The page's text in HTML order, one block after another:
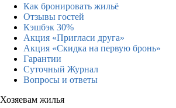
Как бронировать жильё
Отзывы гостей
Кэшбэк 30%
Акция «Пригласи друга»
Акция «Скидка на первую бронь»
Гарантии
Суточный Журнал
Вопросы и ответы
Хозяевам жилья